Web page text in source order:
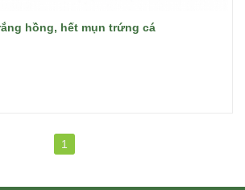
hồng, hết mụn trứng cá
1